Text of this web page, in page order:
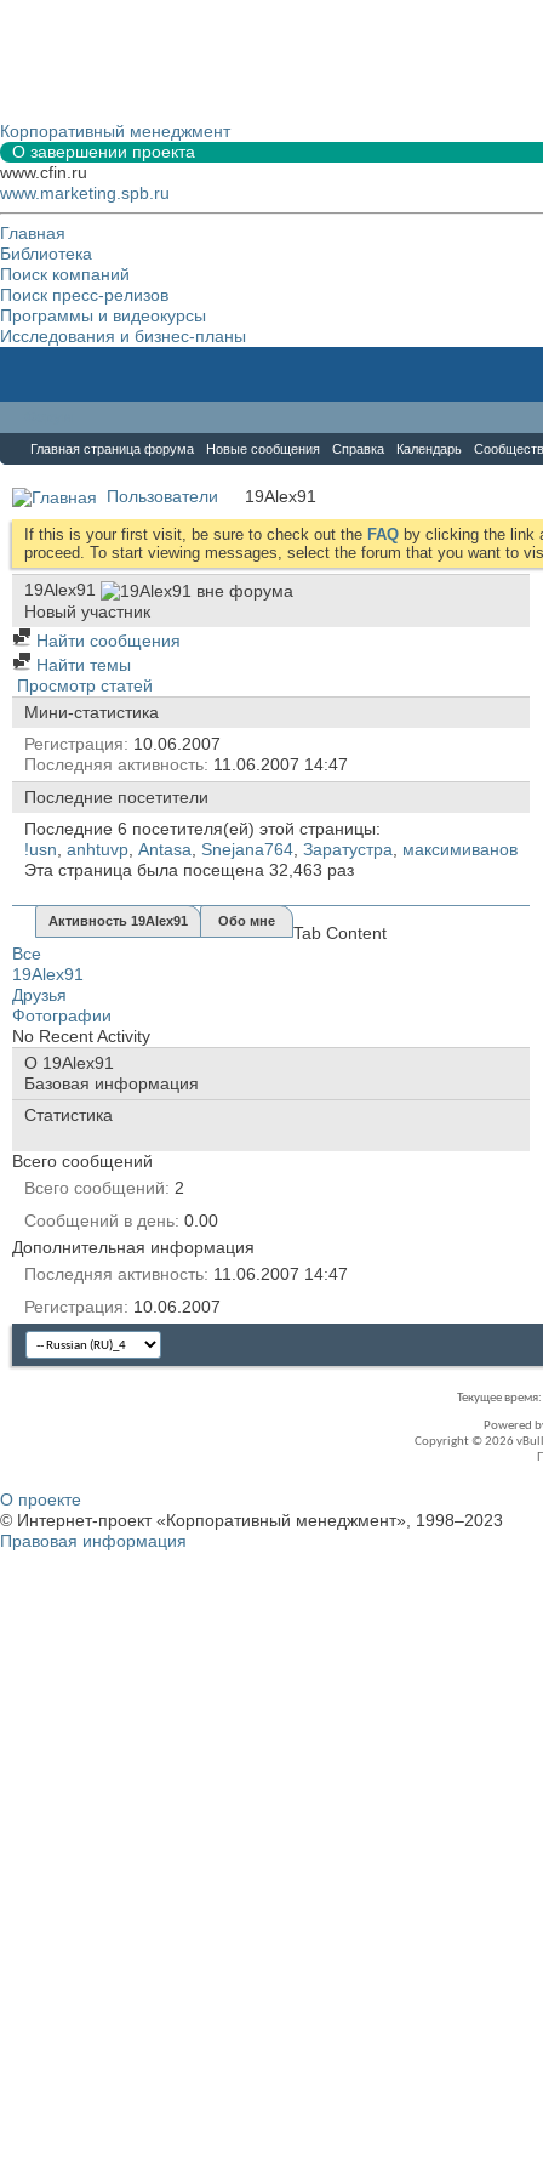
Корпоративный менеджмент
О завершении проекта
www.cfin.ru
www.marketing.spb.ru
Главная
Библиотека
Поиск компаний
Поиск пресс-релизов
Программы и видеокурсы
Исследования и бизнес-планы
Главная страница форума Новые сообщения Справка Календарь
Пользователи 19Alex91
If this is your first visit, be sure to check out the FAQ by clicking the link
proceed. To start viewing messages, select the forum that you want to
19Alex91
Новый участник
Найти сообщения
Найти темы
Просмотр статей
Мини-статистика
Регистрация
10.06.2007
Последняя активность 11.06.2007 14:47
Последние посетители
Последние 6 посетителя(ей) этой страницы:
!usn anhtuvp Antasa Snejana764 Заратустра
максимиванов
Эта страница была посещена 32,463 раз
Активность 19Alex91 Обо мне
Tab Content
Все
19Alex91
Друзья
Фотографии
No Recent Activity
О 19Alex91
Базовая информация
Статистика
Всего сообщений
Всего сообщений
2
Сообщений в день 0.00
Дополнительная информация
Последняя активность 11.06.2007 14:47
Регистрация
10.06.2007
Текущее время:
Powered
Copyright © 2026
О проекте
© Интернет-проект «Корпоративный менеджмент», 1998–2023
Правовая информация